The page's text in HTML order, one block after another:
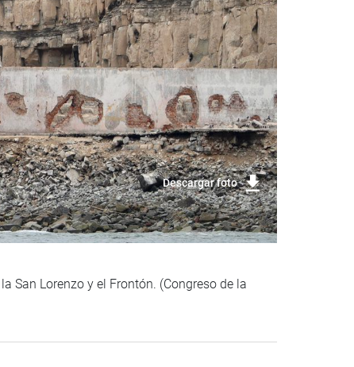
Descargar foto
San Lorenzo y el Frontón. (Congreso de la